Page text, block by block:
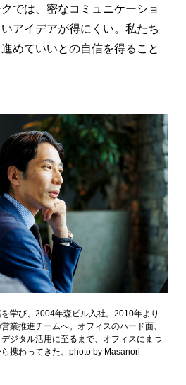
では、密なコミュニケーショ
アイデアが得にくい。私たち
めていいとの自信を得ること
学び、2004年森ビル入社。2010年より
業推進チームへ。オフィスのハード面、
ジタル活用に至るまで、オフィスにまつ
携わってきた。photo by Masanori